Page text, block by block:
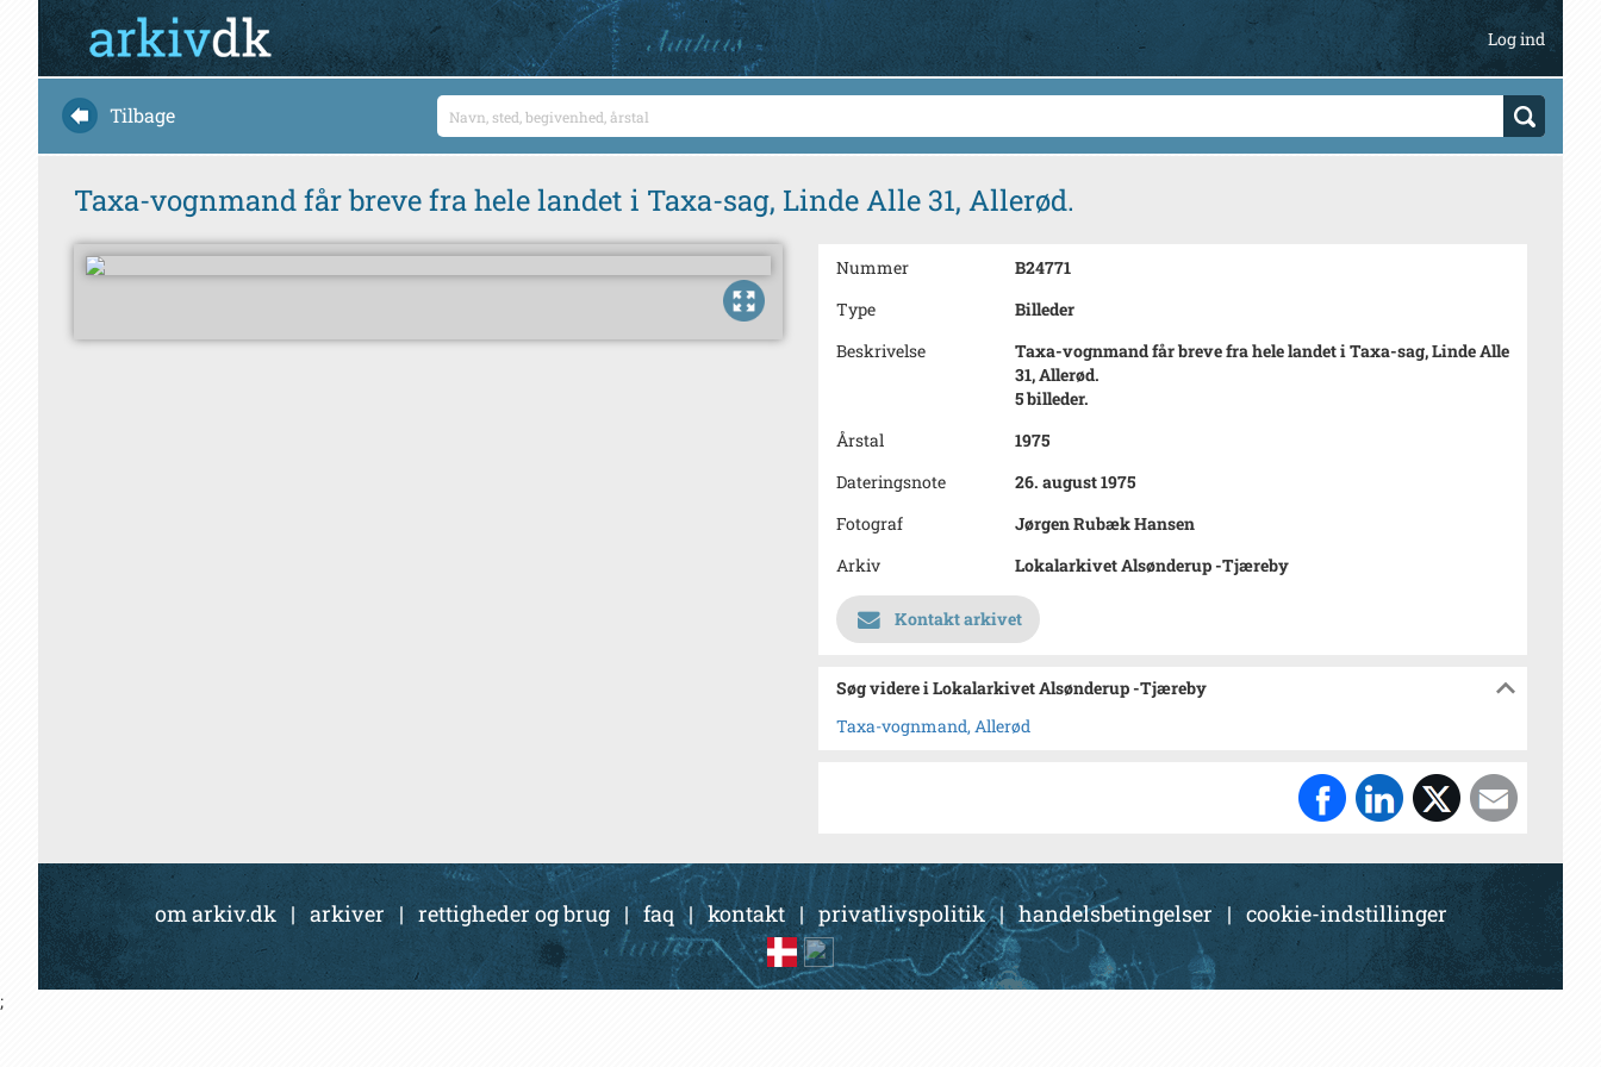
Log ind
Tilbage
Taxa-vognmand får breve fra hele landet i Taxa-sag, Linde Alle 31, Allerød.
Nummer
B24771
Type
Billeder
Beskrivelse
Taxa-vognmand får breve fra hele landet i Taxa-sag, Linde Alle
31, Allerød.
5 billeder.
Årstal
1975
Dateringsnote
26. august 1975
Fotograf
Jørgen Rubæk Hansen
Arkiv
Lokalarkivet Alsønderup -Tjæreby
Kontakt arkivet
Søg videre i Lokalarkivet Alsønderup -Tjæreby
Taxa-vognmand, Allerød
om arkiv.dk | arkiver| rettigheder og brug|faq |kontakt| privatlivspolitik|handelsbetingelser | cookie-indstillinger
;